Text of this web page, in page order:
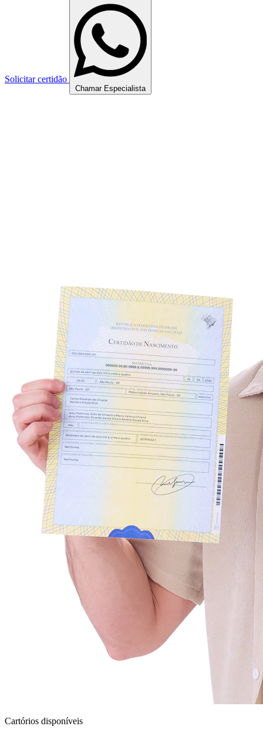
Solicitar certidão
Chamar Especialista
Cartórios disponíveis